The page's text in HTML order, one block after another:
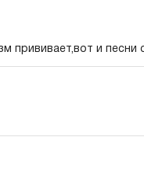
прививает,вот и песни